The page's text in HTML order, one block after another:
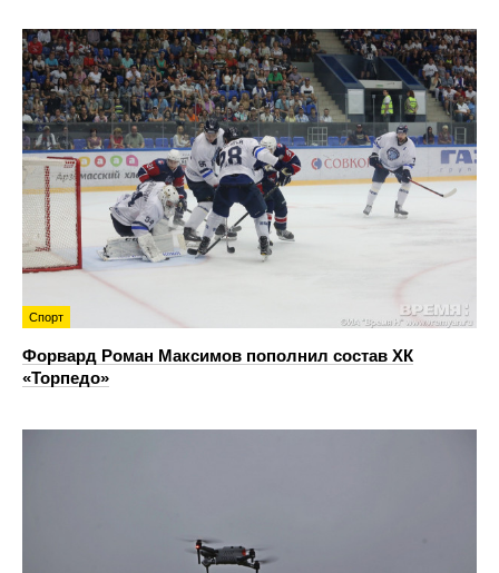
Спорт
Форвард Роман Максимов пополнил состав ХК
«Торпедо»